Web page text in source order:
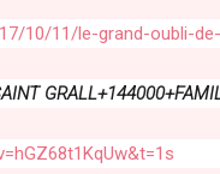
10/11/le-grand-oubli-